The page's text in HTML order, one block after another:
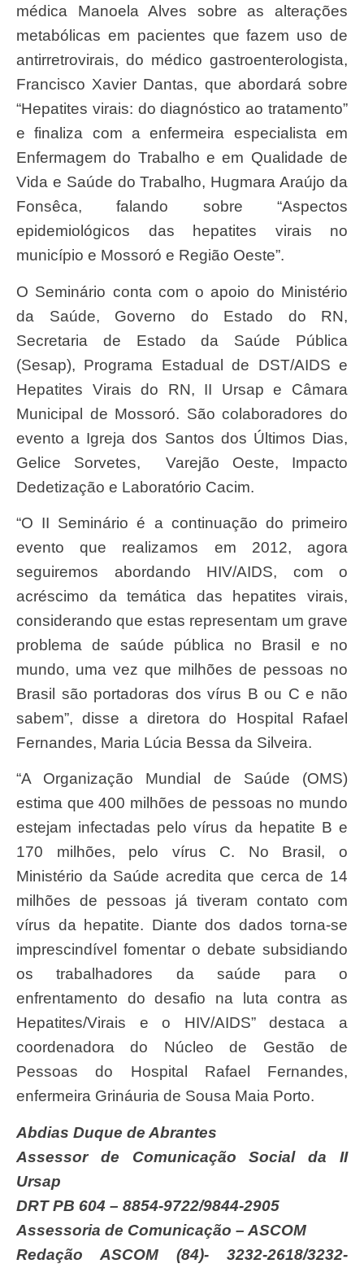
médica Manoela Alves sobre as alterações
metabólicas em pacientes que fazem uso de
antirretrovirais, do médico gastroenterologista,
Francisco Xavier Dantas, que abordará sobre
“Hepatites virais: do diagnóstico ao tratamento”
e finaliza com a enfermeira especialista em
Enfermagem do Trabalho e em Qualidade de
Vida e Saúde do Trabalho, Hugmara Araújo da
Fonsêca, falando sobre “Aspectos
epidemiológicos das hepatites virais no
município e Mossoró e Região Oeste”.
O Seminário conta com o apoio do Ministério
da Saúde, Governo do Estado do RN,
Secretaria de Estado da Saúde Pública
(Sesap), Programa Estadual de DST/AIDS e
Hepatites Virais do RN, II Ursap e Câmara
Municipal de Mossoró. São colaboradores do
evento a Igreja dos Santos dos Últimos Dias,
Gelice Sorvetes, Varejão Oeste, Impacto
Dedetização e Laboratório Cacim.
“O II Seminário é a continuação do primeiro
evento que realizamos em 2012, agora
seguiremos abordando HIV/AIDS, com o
acréscimo da temática das hepatites virais,
considerando que estas representam um grave
problema de saúde pública no Brasil e no
mundo, uma vez que milhões de pessoas no
Brasil são portadoras dos vírus B ou C e não
sabem”, disse a diretora do Hospital Rafael
Fernandes, Maria Lúcia Bessa da Silveira.
“A Organização Mundial de Saúde (OMS)
estima que 400 milhões de pessoas no mundo
estejam infectadas pelo vírus da hepatite B e
170 milhões, pelo vírus C. No Brasil, o
Ministério da Saúde acredita que cerca de 14
milhões de pessoas já tiveram contato com
vírus da hepatite. Diante dos dados torna-se
imprescindível fomentar o debate subsidiando
os trabalhadores da saúde para o
enfrentamento do desafio na luta contra as
Hepatites/Virais e o HIV/AIDS” destaca a
coordenadora do Núcleo de Gestão de
Pessoas do Hospital Rafael Fernandes,
enfermeira Grináuria de Sousa Maia Porto.
Abdias Duque de Abrantes
Assessor de Comunicação Social da II
Ursap
DRT PB 604 – 8854-9722/9844-2905
Assessoria de Comunicação – ASCOM
Redação ASCOM (84)- 3232-2618/3232-